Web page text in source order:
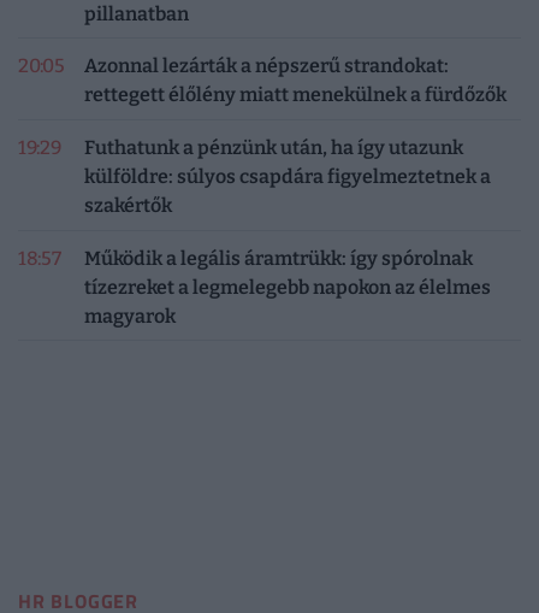
pillanatban
20:05
Azonnal lezárták a népszerű strandokat:
rettegett élőlény miatt menekülnek a fürdőzők
19:29
Futhatunk a pénzünk után, ha így utazunk
külföldre: súlyos csapdára figyelmeztetnek a
szakértők
18:57
Működik a legális áramtrükk: így spórolnak
tízezreket a legmelegebb napokon az élelmes
magyarok
HR BLOGGER